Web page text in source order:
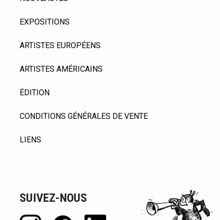
EXPOSITIONS
ARTISTES EUROPÉENS
ARTISTES AMÉRICAINS
ÉDITION
CONDITIONS GÉNÉRALES DE VENTE
LIENS
SUIVEZ-NOUS